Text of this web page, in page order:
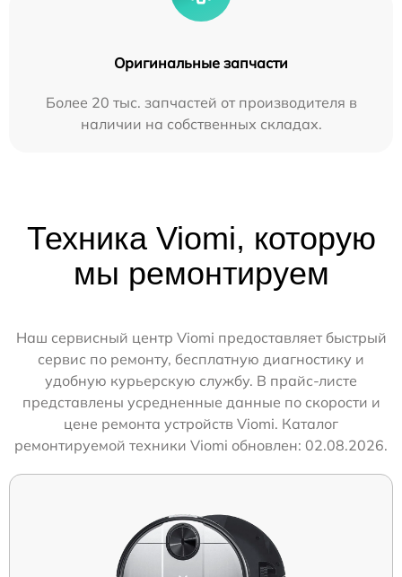
Оригинальные запчасти
Более 20 тыс. запчастей от производителя в
наличии на собственных складах.
Техника Viomi, которую
мы ремонтируем
Наш сервисный центр Viomi предоставляет быстрый
сервис по ремонту, бесплатную диагностику и
удобную курьерскую службу. В прайс-листе
представлены усредненные данные по скорости и
цене ремонта устройств Viomi. Каталог
ремонтируемой техники Viomi обновлен: 02.08.2026.